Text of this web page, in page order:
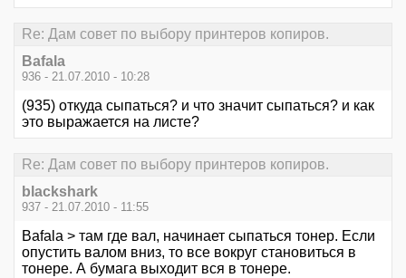
Re: Дам совет по выбору принтеров копиров.
Bafala
936 - 21.07.2010 - 10:28
(935) откуда сыпаться? и что значит сыпаться? и как
это выражается на листе?
Re: Дам совет по выбору принтеров копиров.
blackshark
937 - 21.07.2010 - 11:55
Bafala > там где вал, начинает сыпаться тонер. Если
опустить валом вниз, то все вокруг становиться в
тонере. А бумага выходит вся в тонере.